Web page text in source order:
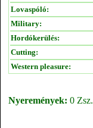
Lovaspóló:
Military:
Hordókerülés:
Cutting:
Western pleasure:
Nyeremények: 0 Zsz.